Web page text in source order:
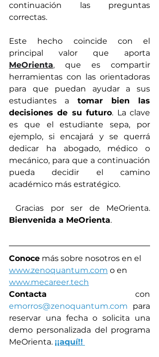
continuación las preguntas
correctas.
Este hecho coincide con el
MeOrienta, que es compartir
herramientas con las orientadoras
para que puedan ayudar a sus
estudiantes a tomar bien las
decisiones de su futuro. La clave
es que el estudiante sepa, por
ejemplo, si encajará y se querrá
dedicar ha abogado, médico o
mecánico, para que a continuación
pueda decidir el camino
académico más estratégico.
Bienvenida a MeOrienta.
Conoce más sobre nosotros en el
www.zenoquantum.com o en
www.mecareer.tech
Contacta
emorros@zenoquantum.com para
reservar una fecha o solicita una
demo personalizada del programa
MeOrienta. ¡¡aquí!!